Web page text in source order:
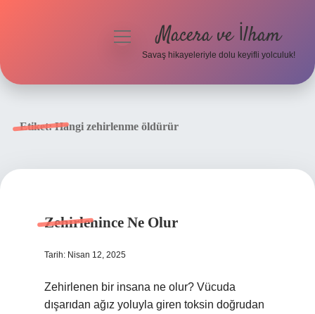
menüyüMacera ve İlham
Savaş hikayeleriyle dolu keyifli yolculuk!
Etiket:Hangi zehirlenme öldürür
Zehirlenince Ne Olur
Tarih: Nisan 12, 2025
Zehirlenen bir insana ne olur? Vücuda
dışarıdan ağız yoluyla giren toksin doğrudan